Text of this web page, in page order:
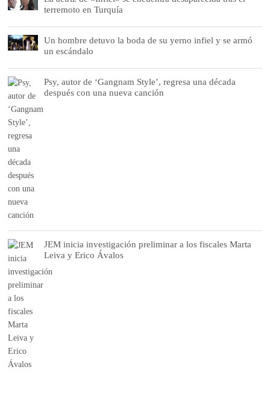
terremoto en Turquía
Un hombre detuvo la boda de su yerno infiel y se armó
un escándalo
Psy, autor de ‘Gangnam Style’, regresa una década
después con una nueva canción
JEM inicia investigación preliminar a los fiscales Marta
Leiva y Erico Ávalos